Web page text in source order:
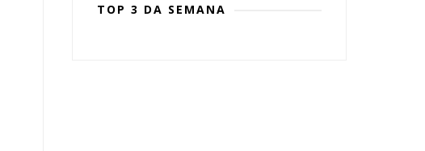
TOP 3 DA SEMANA